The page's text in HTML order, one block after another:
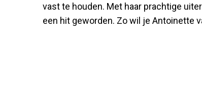
vast te houden. Met haar prachtige
een hit geworden. Zo wil je Antoinette